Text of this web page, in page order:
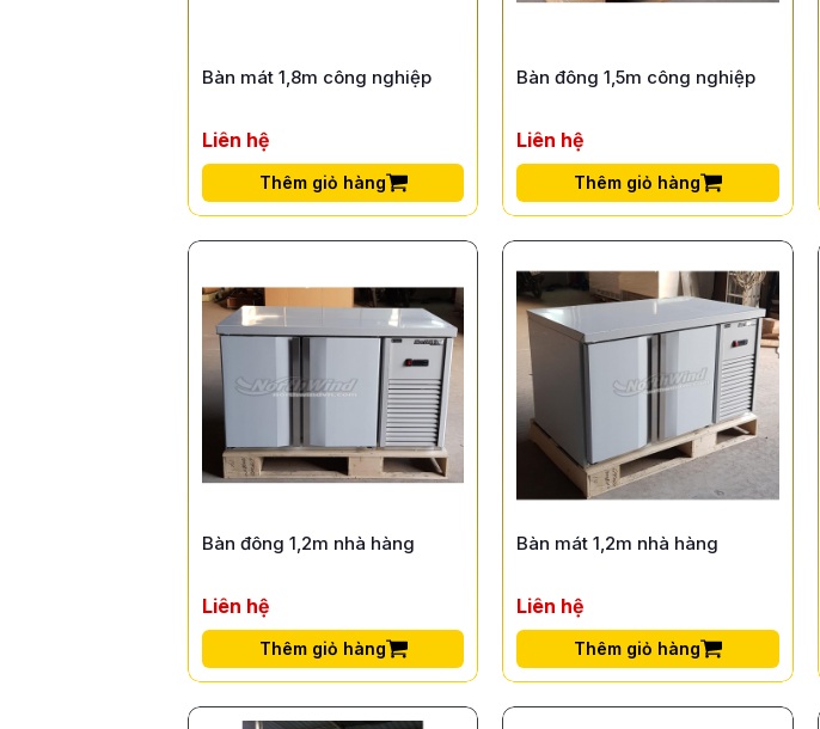
Bàn mát 1,8m công nghiệp
Liên hệ
Thêm giỏ hàng
Bàn đông 1,5m công nghiệp
Liên hệ
Thêm giỏ hàng
Bàn đông 1,2m nhà hàng
Liên hệ
Thêm giỏ hàng
Bàn mát 1,2m nhà hàng
Liên hệ
Thêm giỏ hàng